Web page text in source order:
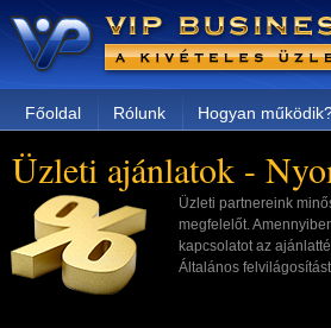
Főoldal Rólunk Hogyan
Üzleti ajánlatok -
Üzleti partnereink
megfelelőt.
kapcsolatot az
Általános